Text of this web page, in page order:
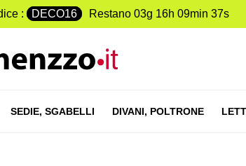
: DECO16 Restano 03g 16h 09min 36s
SEDIE, SGABELLI DIVANI, POLTRONE